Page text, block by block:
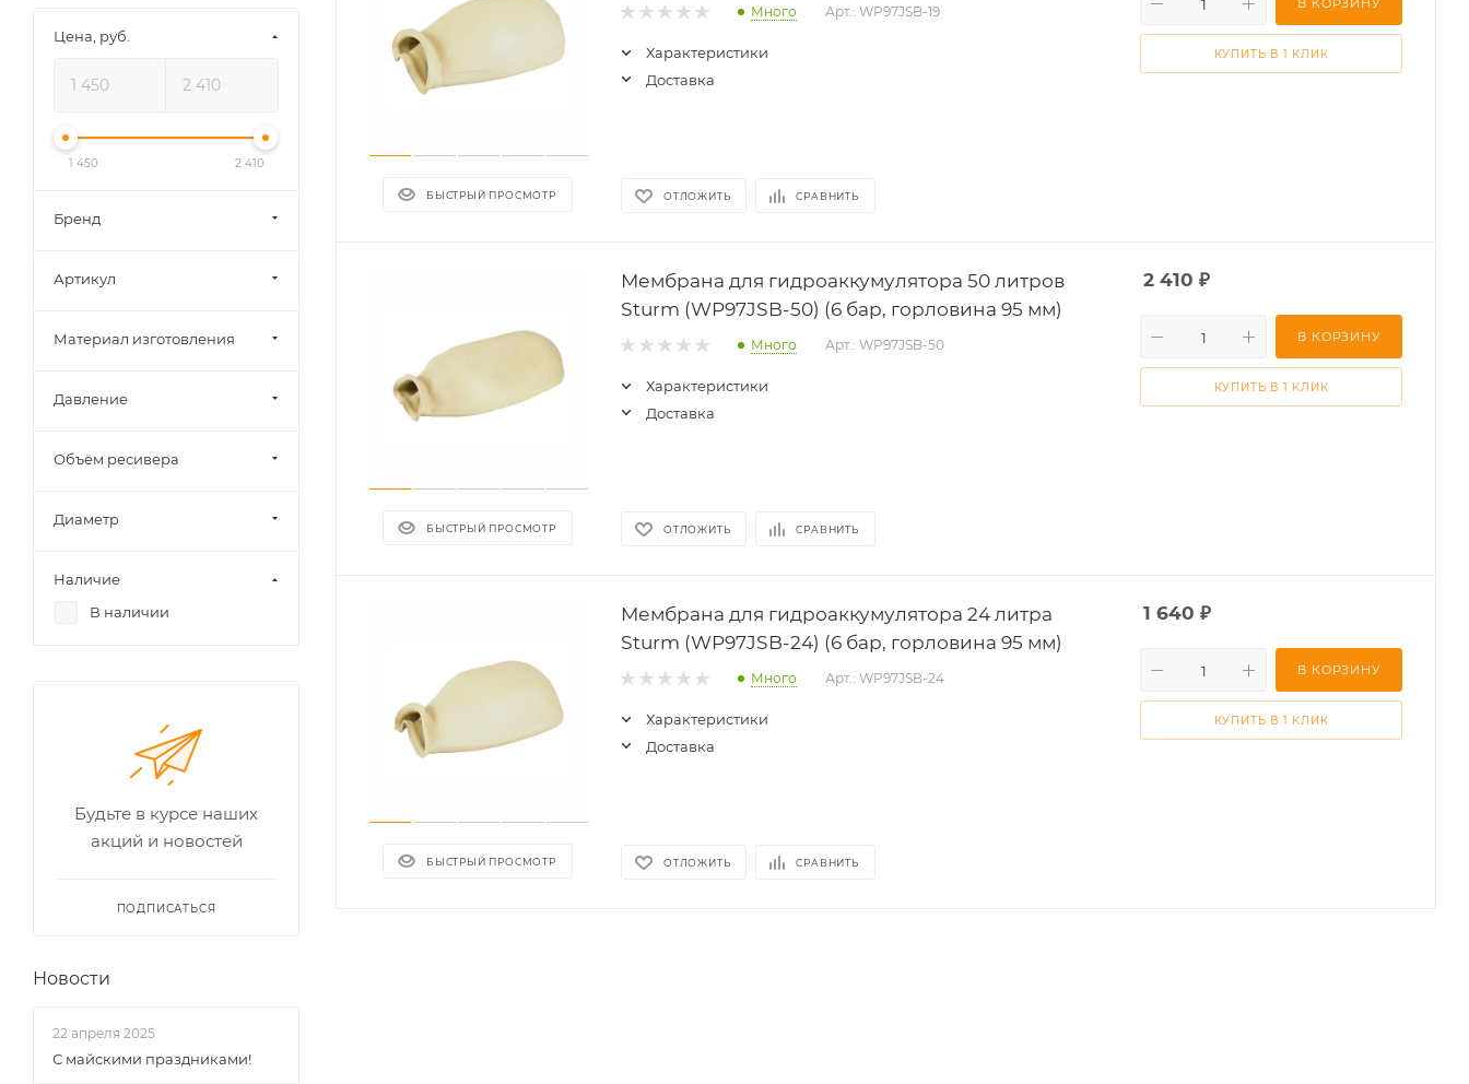
БЫСТРЫЙ ПРОСМОТР
Много Арт.: WP97JSB-19
Характеристики
Доставка
ОТЛОЖИТЬ СРАВНИТЬ
В КОРЗИНУ
КУПИТЬ В 1 КЛИК
БЫСТРЫЙ ПРОСМОТР
Мембрана для гидроаккумулятора 50 литров
Sturm (WP97JSB-50) (6 бар, горловина 95 мм)
Много Арт.: WP97JSB-50
Характеристики
Доставка
ОТЛОЖИТЬ СРАВНИТЬ
2 410 ₽
В КОРЗИНУ
КУПИТЬ В 1 КЛИК
БЫСТРЫЙ ПРОСМОТР
Мембрана для гидроаккумулятора 24 литра
Sturm (WP97JSB-24) (6 бар, горловина 95 мм)
Много Арт.: WP97JSB-24
Характеристики
Доставка
ОТЛОЖИТЬ СРАВНИТЬ
1 640 ₽
В КОРЗИНУ
КУПИТЬ В 1 КЛИК
Цена, руб.
1 450 2 410
Бренд
Артикул
Материал изготовления
Давление
Объём ресивера
Диаметр
Наличие
В наличии
Будьте в курсе наших
акций и новостей
ПОДПИСАТЬСЯ
Новости
22 апреля 2025
С майскими праздниками!